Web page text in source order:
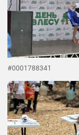
#0001788341